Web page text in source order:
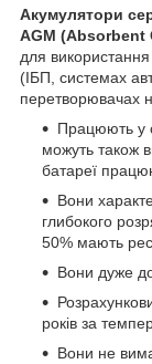
Акумулятори
AGM (Absorbent
для
(ІБП, системах
перетворювачах
Працюють у
можуть також
батареї
Вони
глибокого
50% мають
Вони дуже
років за
Вони не